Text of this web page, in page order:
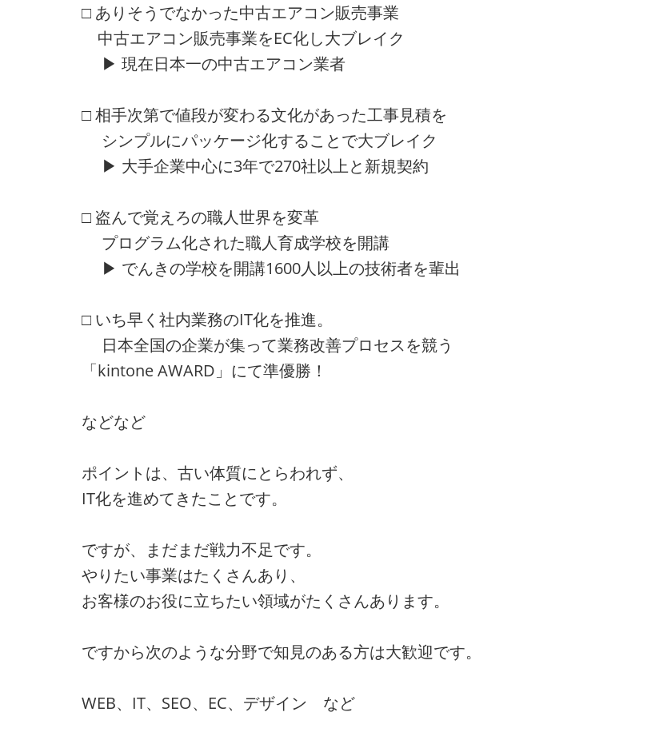
□ ありそうでなかった中古エアコン販売事業
中古エアコン販売事業をEC化し大ブレイク
▶ 現在日本一の中古エアコン業者
□ 相手次第で値段が変わる文化があった工事見積を
シンプルにパッケージ化することで大ブレイク
▶ 大手企業中心に3年で270社以上と新規契約
□ 盗んで覚えろの職人世界を変革
プログラム化された職人育成学校を開講
▶ でんきの学校を開講1600人以上の技術者を輩出
□ いち早く社内業務のIT化を推進。
日本全国の企業が集って業務改善プロセスを競う
「kintone AWARD」にて準優勝！
などなど
ポイントは、古い体質にとらわれず、
IT化を進めてきたことです。
ですが、まだまだ戦力不足です。
やりたい事業はたくさんあり、
お客様のお役に立ちたい領域がたくさんあります。
ですから次のような分野で知見のある方は大歓迎です。
WEB、IT、SEO、EC、デザイン など